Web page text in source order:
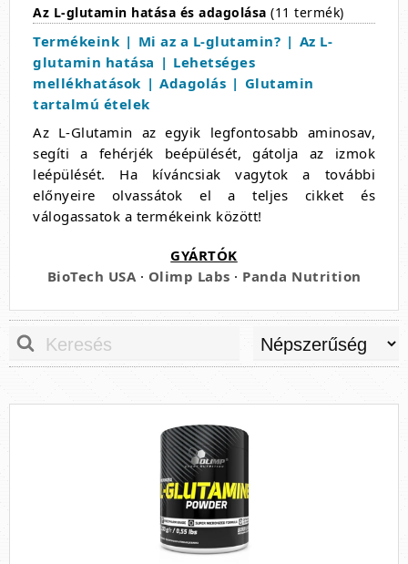
Az L-glutamin hatása és adagolása (11 termék)
Termékeink Mi az a L-glutamin?
Az L-
glutamin hatása
Lehetséges
mellékhatások
Adagolás
Glutamin
tartalmú ételek
Az L-Glutamin az egyik legfontosabb aminosav,
segíti a fehérjék beépülését, gátolja az izmok
leépülését. Ha kíváncsiak vagytok a további
előnyeire olvassátok el a teljes cikket és
válogassatok a termékeink között!
GYÁRTÓK
BioTech USA · Olimp Labs · Panda Nutrition